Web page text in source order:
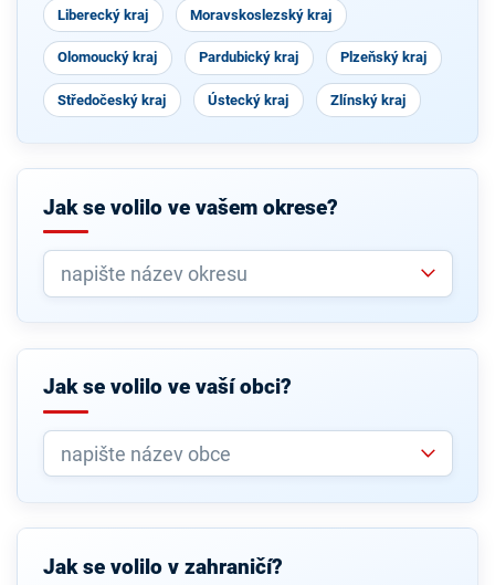
Liberecký kraj Moravskoslezský kraj
Olomoucký kraj Pardubický kraj Plzeňský kraj
Středočeský kraj Ústecký kraj Zlínský kraj
Jak se volilo ve vašem okrese?
Jak se volilo ve vaší obci?
Jak se volilo v zahraničí?